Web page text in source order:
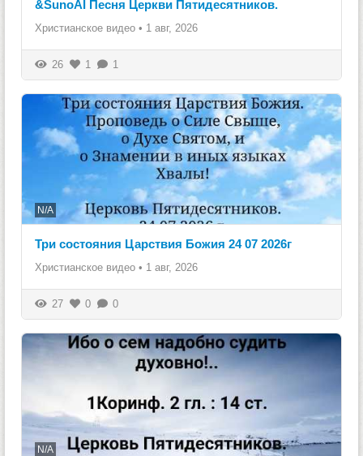
&SunoAI Песня Церкви Пятидесятников.
Христианское видео • 1 авг, 2026
26 1 1
N/A
Три состояния Царствия Божия 24 07 2026г
Христианское видео • 1 авг, 2026
27 0 0
N/A